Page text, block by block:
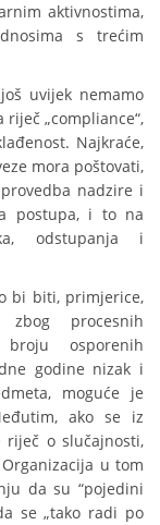
aktivnostima,
s trećim
uvijek nemamo
„compliance“,
Najkraće,
mora poštovati,
nadzire i
postupa, i to na
odstupanja i
bi biti, primjerice,
procesnih
osporenih
godine nizak i
moguće je
ako se iz
riječ o slučajnosti,
u tom
da su “pojedini
se „tako radi po